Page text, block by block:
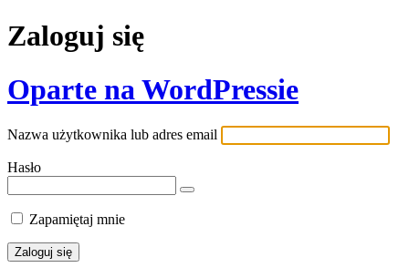
Zaloguj się
Oparte na WordPressie
Nazwa użytkownika lub adres email
Hasło
Zapamiętaj mnie